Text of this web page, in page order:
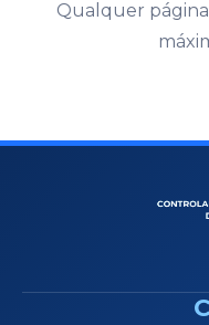
Qualquer página